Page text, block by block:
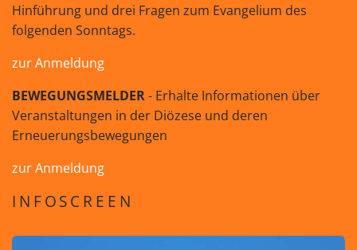
Hinführung und drei Fragen zum Evangelium des
folgenden Sonntags.
zur Anmeldung
BEWEGUNGSMELDER- Erhalte Informationen über
Veranstaltungen in der Diözese und deren
Erneuerungsbewegungen
zur Anmeldung
INFOSCREEN